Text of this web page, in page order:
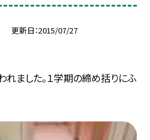
更新日 2015/07/27
れました。１学期の締め括りにふ